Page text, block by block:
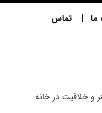
ما تماس
و خلاقیت در خانه